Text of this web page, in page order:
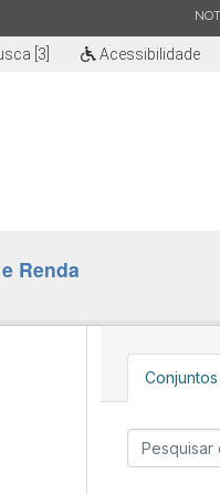
[3] Acessibilidade
Renda